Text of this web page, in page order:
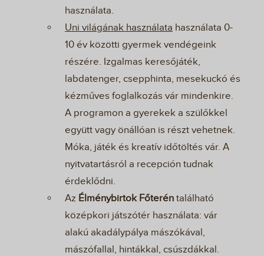
használata.
Uni világának használata használata 0-
10 év közötti gyermek vendégeink
részére. Izgalmas keresőjáték,
labdatenger, csepphinta, mesekuckó és
kézműves foglalkozás vár mindenkire.
A programon a gyerekek a szülőkkel
együtt vagy önállóan is részt vehetnek.
Móka, játék és kreatív időtöltés vár. A
nyitvatartásról a recepción tudnak
érdeklődni.
Az Élménybirtok Főterén található
középkori játszótér használata: vár
alakú akadálypálya mászókával,
mászófallal, hintákkal, csúszdákkal.